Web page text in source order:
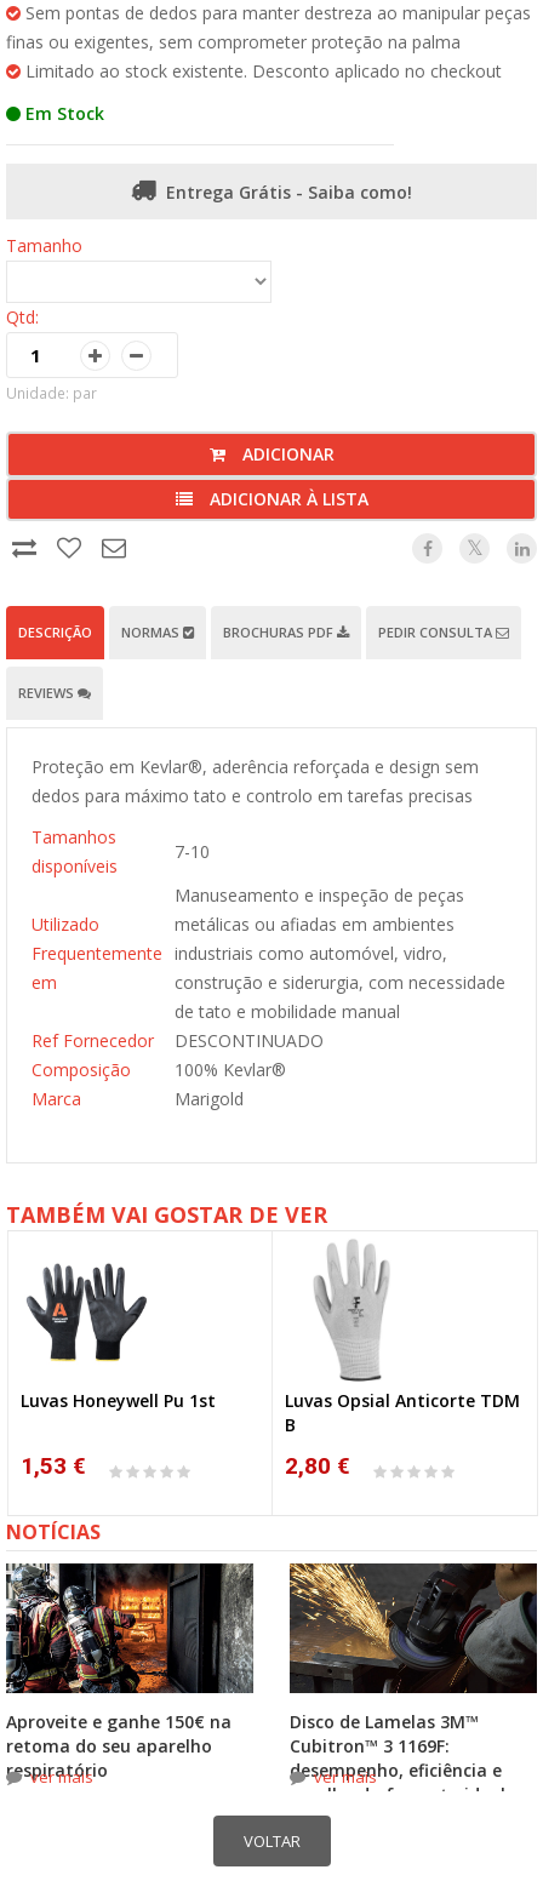
Sem pontas de dedos para manter destreza ao manipular peças
finas ou exigentes, sem comprometer proteção na palma
Limitado ao stock existente. Desconto aplicado no checkout
Em Stock
Entrega Grátis - Saiba como!
Tamanho
Qtd:
Unidade: par
ADICIONAR
ADICIONAR À LISTA
DESCRIÇÃO NORMAS BROCHURAS PDF PEDIR CONSULTA
REVIEWS
Proteção em Kevlar®, aderência reforçada e design sem
dedos para máximo tato e controlo em tarefas precisas
Tamanhos
disponíveis
7-10
Utilizado
Frequentemente
em
Manuseamento e inspeção de peças
metálicas ou afiadas em ambientes
industriais como automóvel, vidro,
construção e siderurgia, com necessidade
de tato e mobilidade manual
Ref Fornecedor
DESCONTINUADO
Composição
100% Kevlar®
Marca
Marigold
TAMBÉM VAI GOSTAR DE VER
Luvas Honeywell Pu 1st
1,53 €
Luvas Opsial Anticorte TDM
B
2,80 €
NOTÍCIAS
Aproveite e ganhe 150€ na
retoma do seu aparelho
respiratório
ver mais
Disco de Lamelas 3M™
Cubitron™ 3 1169F:
desempenho, eficiência e
escolha do formato ideal
ver mais